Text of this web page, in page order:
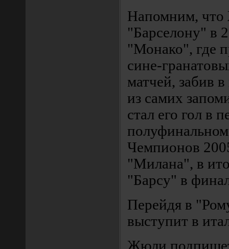
Напомним,
"Барселону" в
"Монако", где
сине-
матчей, забив
из самих
стал его гол в
Чемпионов
"Милана", в
"Барсу" в
Перейдя в
выступит в
Жюли